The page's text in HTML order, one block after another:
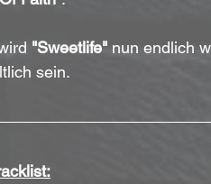
"Sweetlife" nun endlich
sein.